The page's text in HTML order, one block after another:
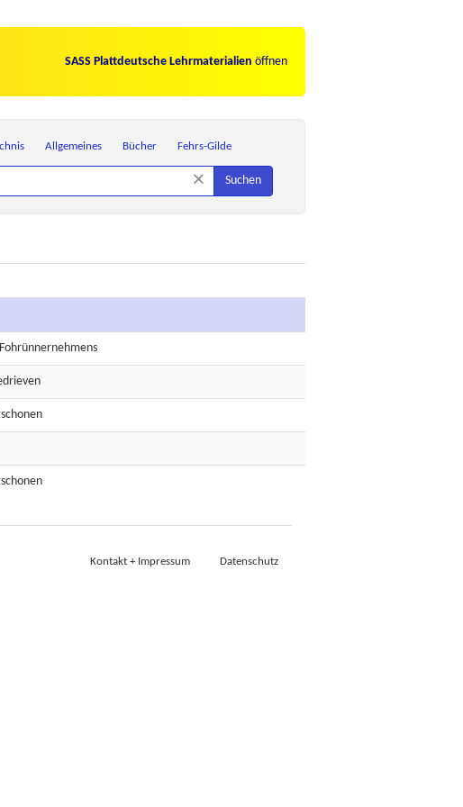
SASS Plattdeutsche Lehrmaterialien öffnen
Allgemeines Bücher Fehrs-Gilde
× Suchen
Kontakt + Impressum
Datenschutz